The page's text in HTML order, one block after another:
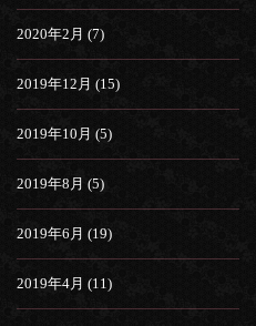
2020年2月 (7)
2019年12月 (15)
2019年10月 (5)
2019年8月 (5)
2019年6月 (19)
2019年4月 (11)